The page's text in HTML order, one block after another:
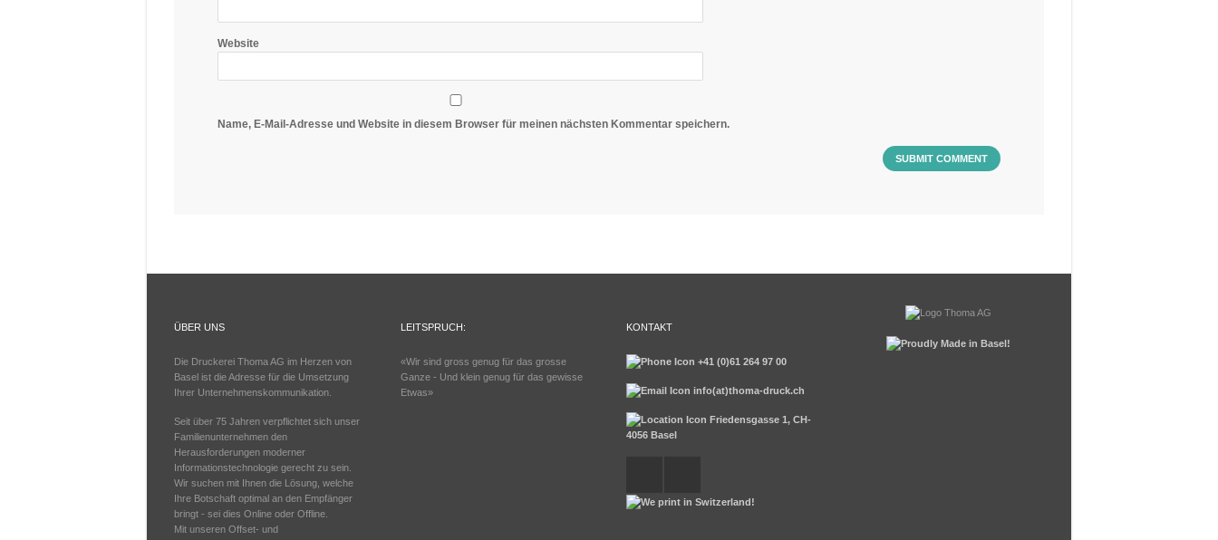
Website
Name, E-Mail-Adresse und Website in diesem Browser für meinen nächsten Kommentar speichern.
ÜBER UNS
Die Druckerei Thoma AG im Herzen von
Basel ist die Adresse für die Umsetzung
Ihrer Unternehmenskommunikation.
Seit über 75 Jahren verpflichtet sich unser
Familienunternehmen den
Herausforderungen moderner
Informationstechnologie gerecht zu sein.
Wir suchen mit Ihnen die Lösung, welche
Ihre Botschaft optimal an den Empfänger
bringt - sei dies Online oder Offline.
Mit unseren Offset- und
LEITSPRUCH:
«Wir sind gross genug für das grosse
Ganze - Und klein genug für das gewisse
Etwas»
KONTAKT
+41 (0)61 264 97 00
info(at)thoma-druck.ch
Friedensgasse 1, CH-
4056 Basel